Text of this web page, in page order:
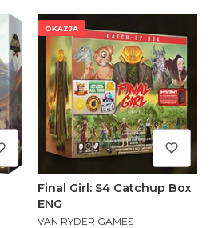
OKAZJA
Final Girl: S4 Catchup Box
ENG
PRODUCENT
VAN RYDER GAMES